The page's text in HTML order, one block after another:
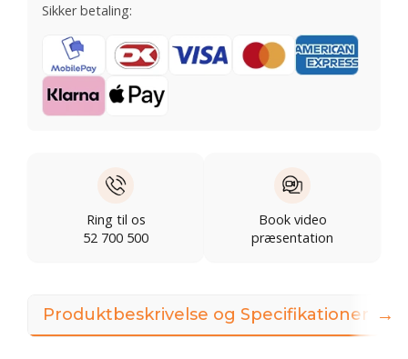
Sikker betaling:
Ring til os
52 700 500
Book video
præsentation
Produktbeskrivelse og Specifikationer →